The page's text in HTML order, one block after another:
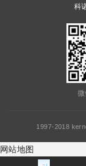
科
1997-2018
网站地图